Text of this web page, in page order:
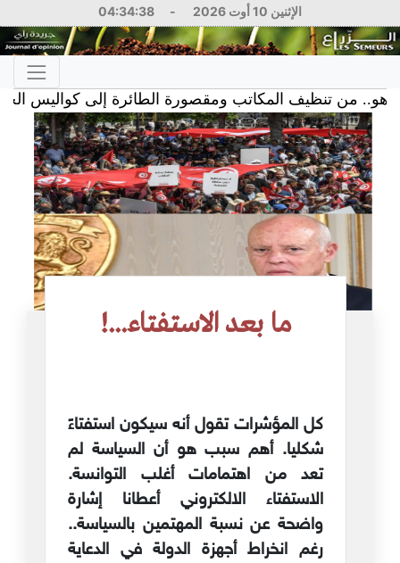
الإثنين 10 أوت 2026 -
04:34:38
من تنظيف المكاتب ومقصورة الطائرة إلى كواليس الحكم
ما بعد الاستفتاء...!
كل المؤشرات تقول أنه سيكون استفتاءً
شكليا. أهم سبب هو أن السياسة لم
تعد من اهتمامات أغلب التوانسة.
الاستفتاء الالكتروني أعطانا إشارة
واضحة عن نسبة المهتمين بالسياسة..
رغم انخراط أجهزة الدولة في الدعاية